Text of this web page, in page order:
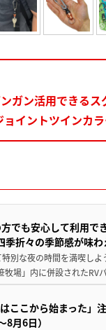
ガン活用できる
イントツインカラ
でも安心して利用で
季折々の季節感が味
別な夜の時間を満喫しよ
牧場」内に併設されたRV
ここから始まった」
月6日）